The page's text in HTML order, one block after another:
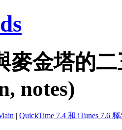
麥金塔的
notes)
| QuickTime 7.4 和 iTunes 7.6